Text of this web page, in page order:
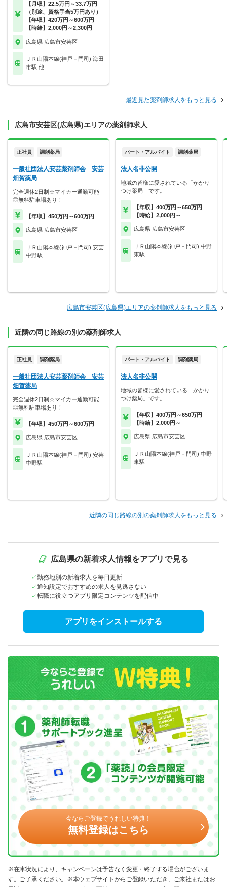
【月収】22.5万円～33.7万円
（別途、資格手当5万円あり）
【年収】420万円～600万円
【時給】2,000円～2,300円
広島県 広島市安芸区
ＪＲ山陽本線(神戸－門司) 海田
市駅 他
最近見た薬剤師求人をもっと見る
広島市安芸区(広島県)エリアの薬剤師求人
正社員 調剤薬局
一般社団法人安芸薬剤師会 安芸
畑賀薬局
完全週休2日制☆マイカー通勤可能
◎無料駐車場あり！
【年収】450万円～600万円
広島県 広島市安芸区
ＪＲ山陽本線(神戸－門司) 安芸
中野駅
パート・アルバイト 調剤薬局
法人名非公開
地域の皆様に愛されている「かかり
つけ薬局」です。
【年収】400万円～650万円
【時給】2,000円～
広島県 広島市安芸区
ＪＲ山陽本線(神戸－門司) 中野
東駅
広島市安芸区(広島県)エリアの薬剤師求人をもっと見る
近隣の同じ路線の別の薬剤師求人
正社員 調剤薬局
一般社団法人安芸薬剤師会 安芸
畑賀薬局
完全週休2日制☆マイカー通勤可能
◎無料駐車場あり！
【年収】450万円～600万円
広島県 広島市安芸区
ＪＲ山陽本線(神戸－門司) 安芸
中野駅
パート・アルバイト 調剤薬局
法人名非公開
地域の皆様に愛されている「かかり
つけ薬局」です。
【年収】400万円～650万円
【時給】2,000円～
広島県 広島市安芸区
ＪＲ山陽本線(神戸－門司) 中野
東駅
近隣の同じ路線の別の薬剤師求人をもっと見る
広島県の新着求人情報をアプリで見る
勤務地別の新着求人を毎日更新
通知設定でおすすめの求人を見逃さない
転職に役立つアプリ限定コンテンツを配信中
アプリをインストールする
今ならご登録でうれしい特典！
無料登録はこちら
※在庫状況により、キャンペーンは予告なく変更・終了する場合がございま
す。ご了承ください。※本ウェブサイトからご登録いただき、ご来社またはお